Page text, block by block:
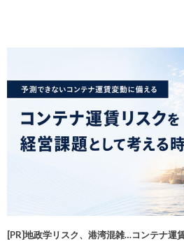
[PR]地政学リスク、港湾混雑…コンテナ運